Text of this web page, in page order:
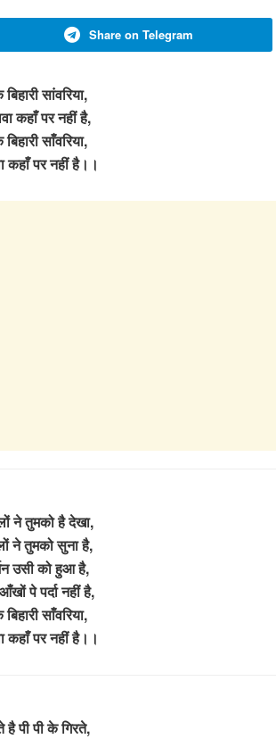
Share on Telegram
सांवरिया,
कहाँ पर नहीं है,
साँवरिया,
कहाँ पर नहीं है।।
ने तुमको है देखा,
ने तुमको सुना है,
उसी को हुआ है,
पे पर्दा नहीं है,
साँवरिया,
कहाँ पर नहीं है।।
है पी पी के गिरते,